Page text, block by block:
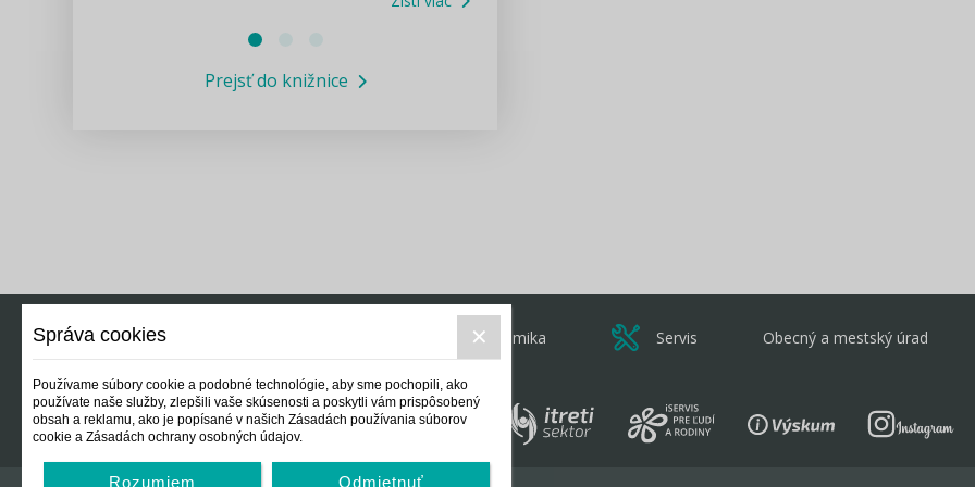
Informácie COVID19
Prejsť do knižnice
Ekonomika Servis Obecný a mestský úrad
Správa cookies
Používame súbory cookie a podobné technológie, aby sme pochopili, ako
používate naše služby, zlepšili vaše skúsenosti a poskytli vám prispôsobený
obsah a reklamu, ako je popísané v našich Zásadách používania súborov
cookie a Zásadách ochrany osobných údajov.
Rozumiem Odmietnuť